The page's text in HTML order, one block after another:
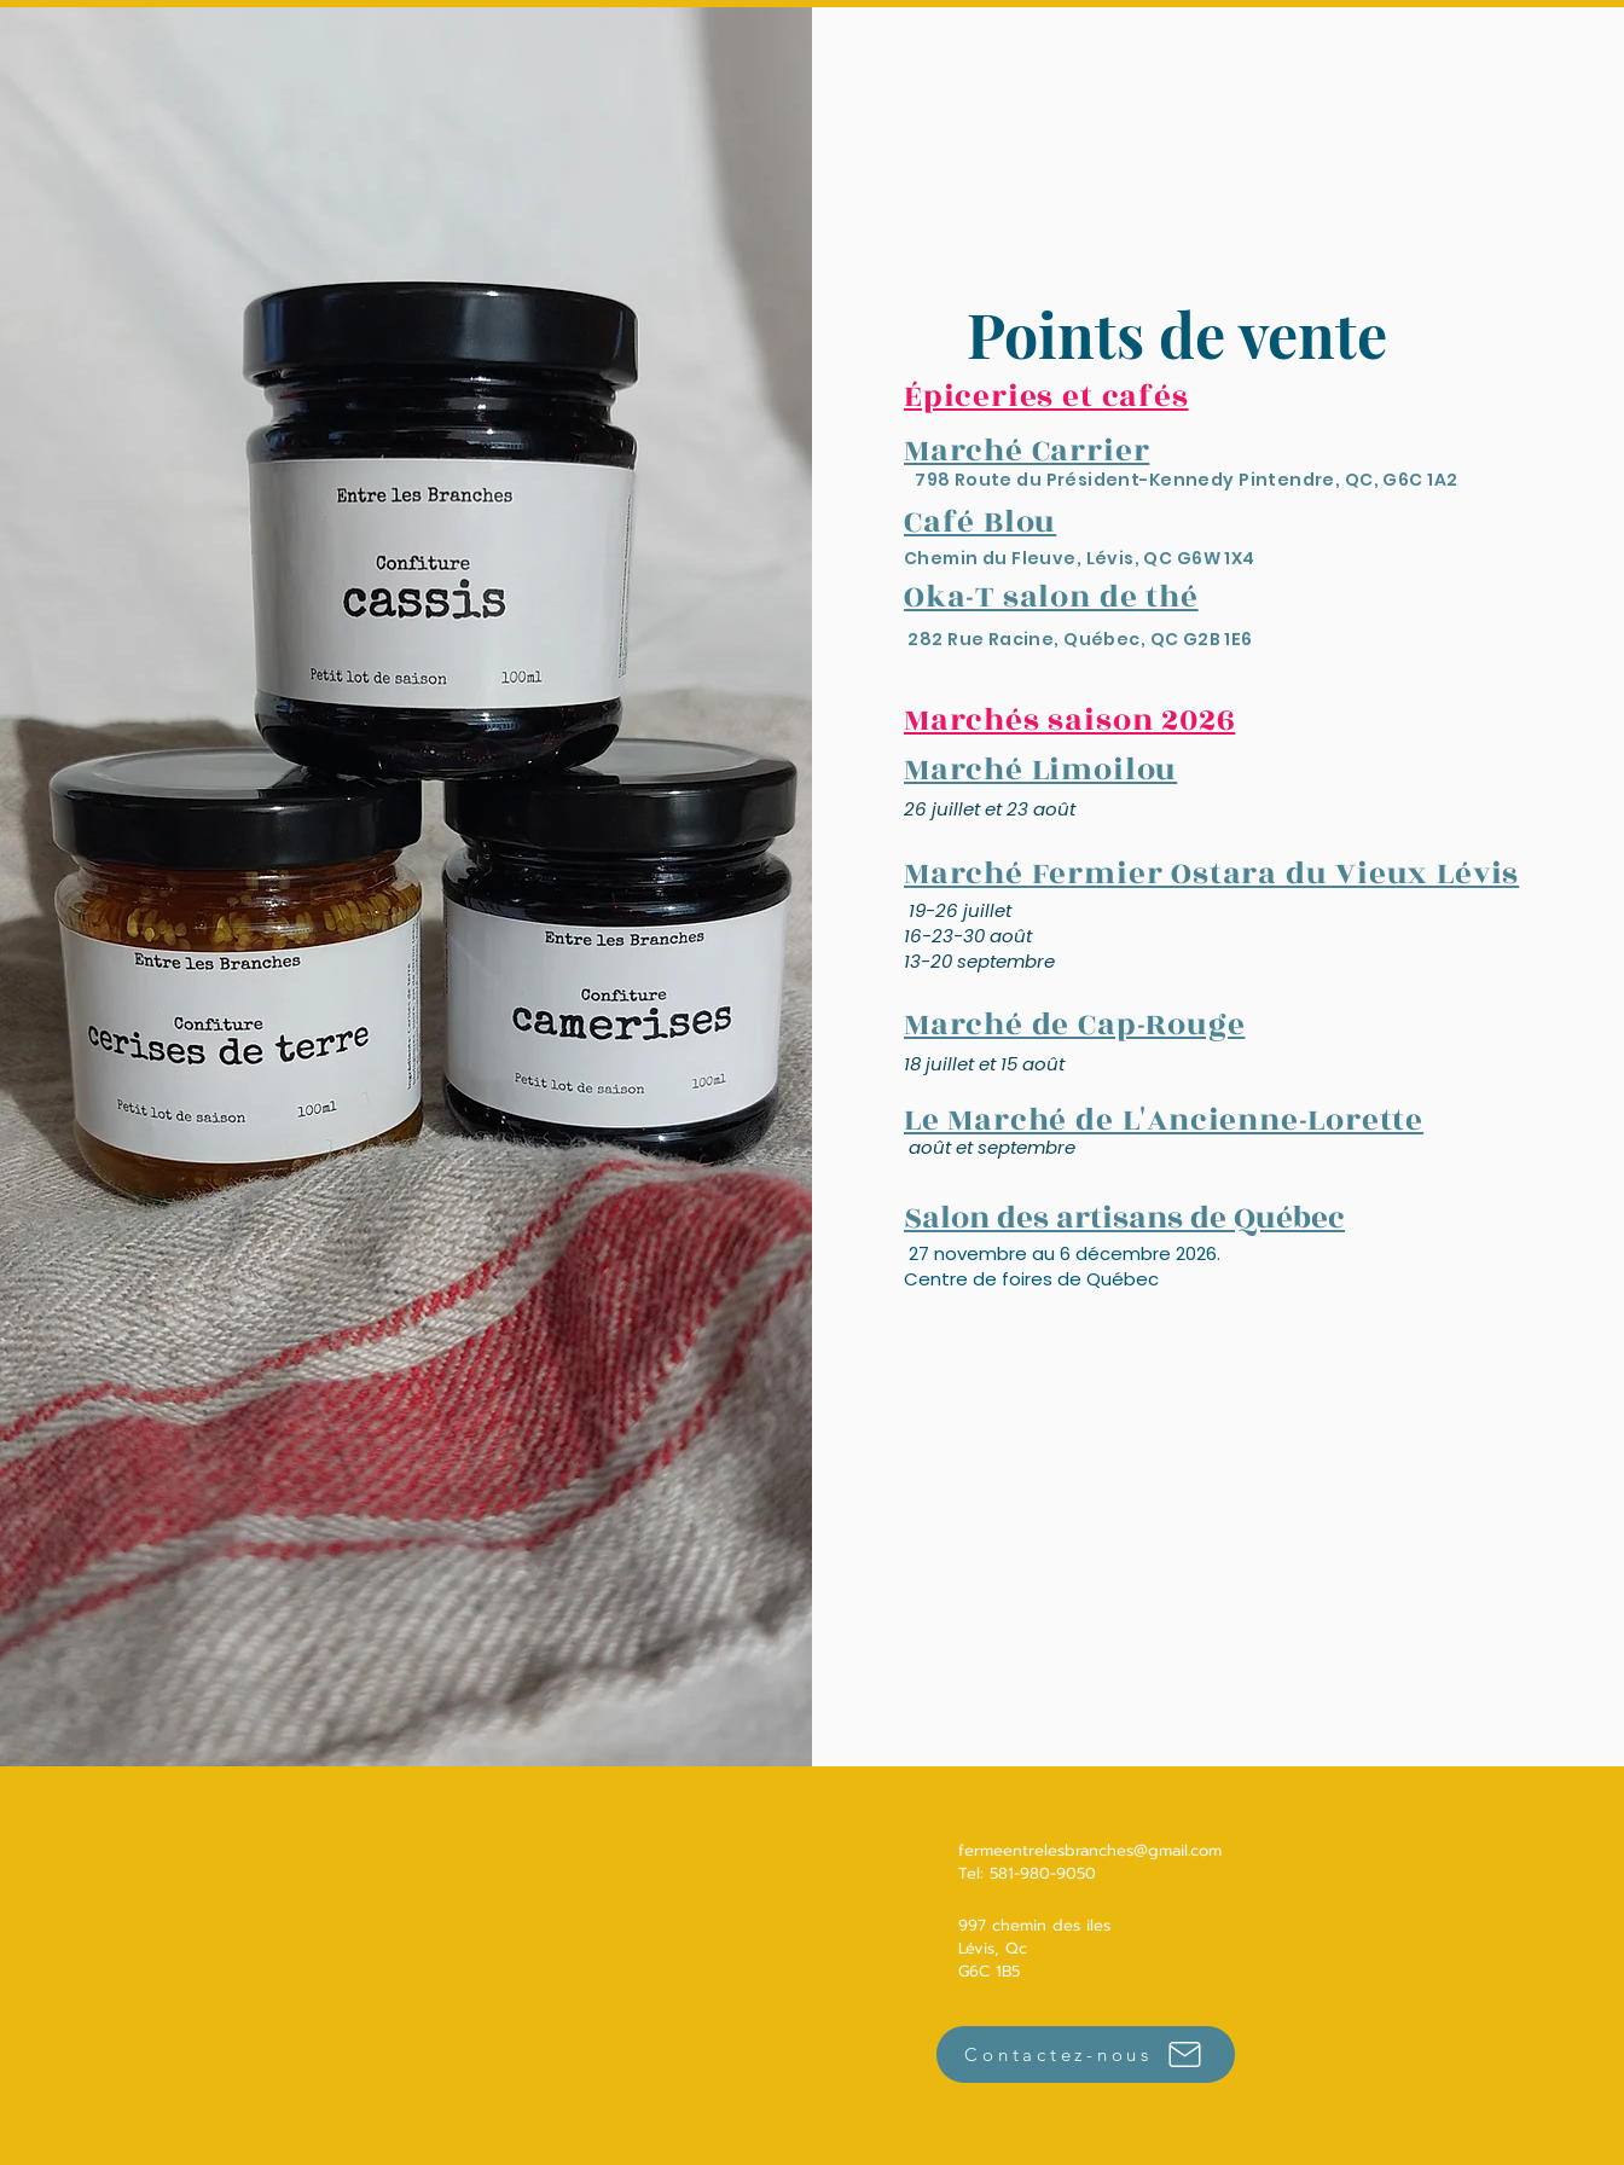
Points de vente
Épiceries et cafés
Marché Carrier
798 Route du Président-Kennedy Pintendre, QC, G6C 1A2
Café Blou
Chemin du Fleuve, Lévis, QC G6W 1X4
​Oka-T salon de thé​
​282 Rue Racine, Québec, QC G2B 1E6
Marchés saison 2026
Marché Limoilou
26 juillet et23 août
Marché Fermier Ostara du Vieux Lévis
19-26 juillet
16-23-30 août
13-20 septembre
Marché de Cap-Rouge
18 juillet et 15 août
Le Marché de L'Ancienne-Lorette
août etseptembre
Salon des artisans de Québec
27 novembre au 6 décembre 2026.
Centre de foires de Québec
fermeentrelesbranches@gmail.com
Tel: 581-980-9050
997 chemin des iles
Lévis, Qc
G6C 1B5
Contactez-nous